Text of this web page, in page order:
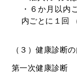
・６か月以内
内ごとに１回
（３）健康診断
第一次健康診断